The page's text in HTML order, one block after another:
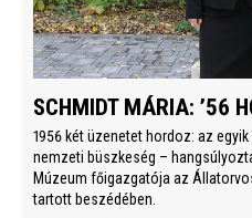
SCHMIDT MÁRIA: ’56
1956 két üzenetet hordoz: az
nemzeti büszkeség –
Múzeum főigazgatója az
tartott beszédében.